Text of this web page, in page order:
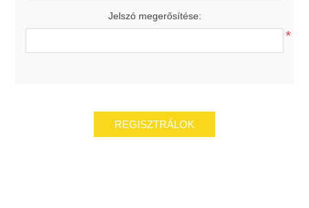
Jelszó megerősítése:
*